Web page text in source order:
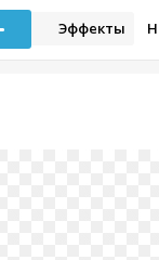
Эффекты